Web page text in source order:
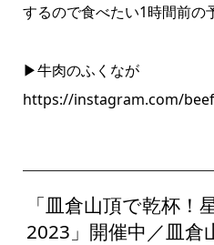
するので食べたい1時間前の
▶牛肉のふくなが
https://instagram.com/
「皿倉山頂で乾杯！
2023」開催中／皿倉